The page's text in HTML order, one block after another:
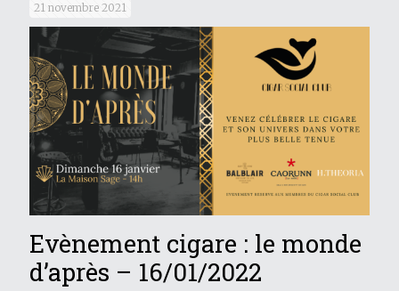
21 novembre 2021
Evènement cigare : le monde
d’après – 16/01/2022